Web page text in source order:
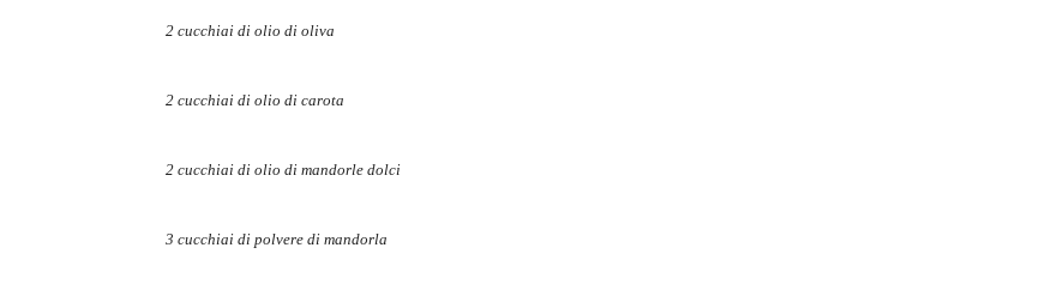
2 cucchiai di olio di oliva
2 cucchiai di olio di carota
2 cucchiai di olio di mandorle dolci
3 cucchiai di polvere di mandorla